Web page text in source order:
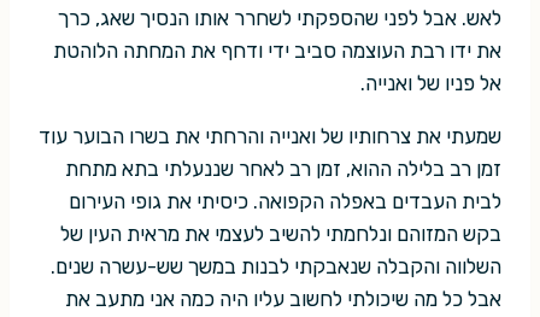
לאש. אבל לפני שהספקתי לשחרר אותו הנסיך שאג, כרך
את ידו רבת העוצמה סביב ידי ודחף את המחתה הלוהטת
אל פניו של ואנייה.
שמעתי את צרחותיו של ואנייה והרחתי את בשרו הבוער עוד
זמן רב בלילה ההוא, זמן רב לאחר שננעלתי בתא מתחת
לבית העבדים באפלה הקפואה. כיסיתי את גופי העירום
בקש המזוהם ונלחמתי להשיב לעצמי את מראית העין של
השלווה והקבלה שנאבקתי לבנות במשך שש-עשרה שנים.
אבל כל מה שיכולתי לחשוב עליו היה כמה אני מתעב את